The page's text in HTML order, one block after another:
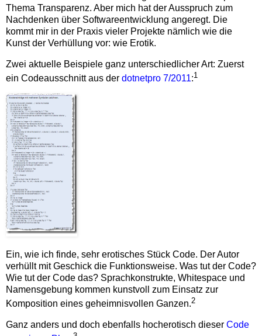
Thema Transparenz. Aber mich hat der Ausspruch zum
Nachdenken über Softwareentwicklung angeregt. Die
kommt mir in der Praxis vieler Projekte nämlich wie die
Kunst der Verhüllung vor: wie Erotik.
Zwei aktuelle Beispiele ganz unterschiedlicher Art: Zuerst
ein Codeausschnitt aus der dotnetpro 7/2011:1
Ein, wie ich finde, sehr erotisches Stück Code. Der Autor
verhüllt mit Geschick die Funktionsweise. Was tut der Code?
Wie tut der Code das? Sprachkonstrukte, Whitespace und
Namensgebung kommen kunstvoll zum Einsatz zur
Komposition eines geheimnisvollen Ganzen.2
Ganz anders und doch ebenfalls hocherotisch dieser Code